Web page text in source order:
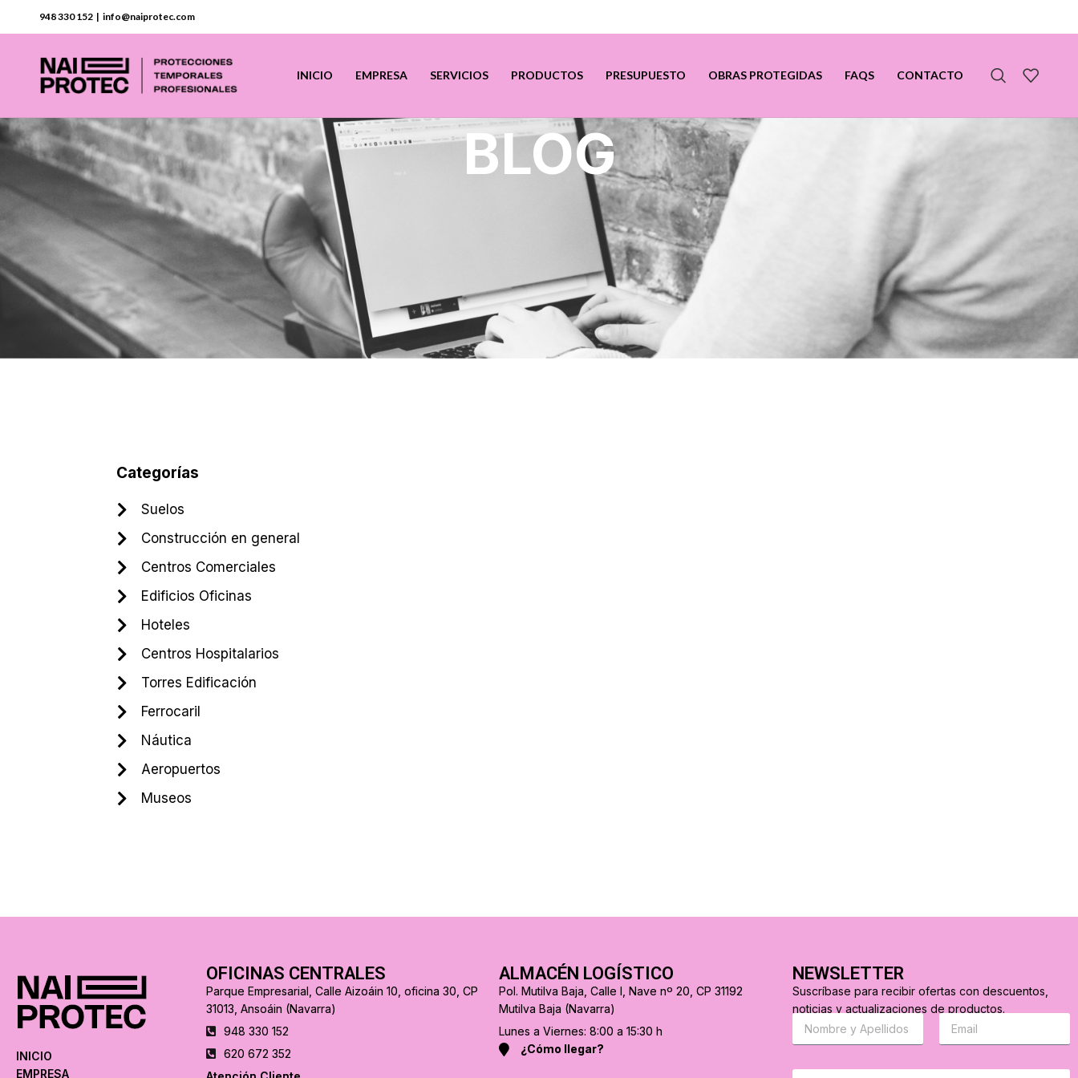
948 330 152 | info@naiprotec.com
INICIO EMPRESA SERVICIOS PRODUCTOS PRESUPUESTO OBRAS PROTEGIDAS FAQS CONTACTO
BLOG
Categorías
Suelos
Construcción en general
Centros Comerciales
Edificios Oficinas
Hoteles
Centros Hospitalarios
Torres Edificación
Ferrocaril
Náutica
Aeropuertos
Museos
INICIO
EMPRESA
OFICINAS CENTRALES
Parque Empresarial, Calle Aizoáin 10, oficina 30, CP
31013, Ansoáin (Navarra)
948 330 152
620 672 352
ALMACÉN LOGÍSTICO
Pol. Mutilva Baja, Calle I, Nave nº 20, CP 31192
Mutilva Baja (Navarra)
Lunes a Viernes: 8:00 a 15:30 h
¿Cómo llegar?
NEWSLETTER
Suscríbase para recibir ofertas con descuentos,
noticias y actualizaciones de productos.
S
s
r
C
r
e